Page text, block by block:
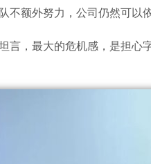
不额外努力，公司仍然可以
言，最大的危机感，是担心